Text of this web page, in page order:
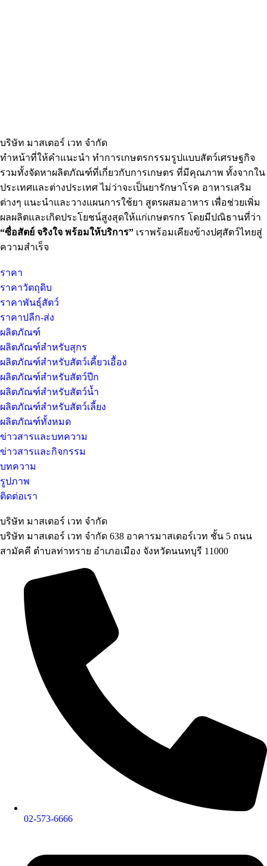
บริษัท มาสเตอร์ เวท จำกัด
ทำหน้าที่ให้คำแนะนำ ทำการเกษตรกรรมรูปแบบสัตว์เศรษฐกิจ
รวมทั้งจัดหาผลิตภัณฑ์ที่เกี่ยวกับการเกษตร ที่มีคุณภาพ ทั้งจากใน
ประเทศและต่างประเทศ ไม่ว่าจะเป็นยารักษาโรค อาหารเสริม
ต่างๆ แนะนำและวางแผนการใช้ยา สูตรผสมอาหาร เพื่อช่วยเพิ่ม
ผลผลิตและเกิดประโยชน์สูงสุดให้แก่เกษตรกร โดยมีปณิธานที่ว่า
“ซื่อสัตย์ จริงใจ พร้อมให้บริการ” เราพร้อมเคียงข้างปศุสัตว์ไทยสู่
ความสำเร็จ
ราคา
ราคาวัตถุดิบ
ราคาพันธุ์สัตว์
ราคาปลีก-ส่ง
ผลิตภัณฑ์
ผลิตภัณฑ์สำหรับสุกร
ผลิตภัณฑ์สำหรับสัตว์เคี้ยวเอื้อง
ผลิตภัณฑ์สำหรับสัตว์ปีก
ผลิตภัณฑ์สำหรับสัตว์น้ำ
ผลิตภัณฑ์สำหรับสัตว์เลี้ยง
ผลิตภัณฑ์ทั้งหมด
ข่าวสารและบทความ
ข่าวสารและกิจกรรม
บทความ
รูปภาพ
ติดต่อเรา
บริษัท มาสเตอร์ เวท จำกัด
บริษัท มาสเตอร์ เวท จำกัด 638 อาคารมาสเตอร์เวท ชั้น 5 ถนน
สามัคคี ตำบลท่าทราย อำเภอเมือง จังหวัดนนทบุรี 11000
02-573-6666